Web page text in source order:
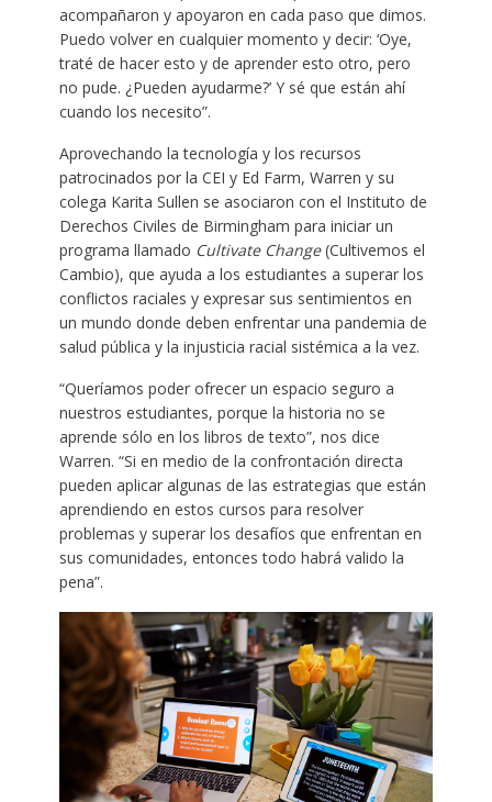
acompañaron y apoyaron en cada paso que dimos.
Puedo volver en cualquier momento y decir: ‘Oye,
traté de hacer esto y de aprender esto otro, pero
no pude. ¿Pueden ayudarme?’ Y sé que están ahí
cuando los necesito”.
Aprovechando la tecnología y los recursos
patrocinados por la CEI y Ed Farm, Warren y su
colega Karita Sullen se asociaron con el Instituto de
Derechos Civiles de Birmingham para iniciar un
programa llamado Cultivate Change(Cultivemos el
Cambio), que ayuda a los estudiantes a superar los
conflictos raciales y expresar sus sentimientos en
un mundo donde deben enfrentar una pandemia de
salud pública y la injusticia racial sistémica a la vez.
“Queríamos poder ofrecer un espacio seguro a
nuestros estudiantes, porque la historia no se
aprende sólo en los libros de texto”, nos dice
Warren. “Si en medio de la confrontación directa
pueden aplicar algunas de las estrategias que están
aprendiendo en estos cursos para resolver
problemas y superar los desafíos que enfrentan en
sus comunidades, entonces todo habrá valido la
pena”.